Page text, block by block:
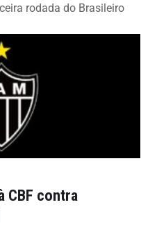
rodada do Brasileiro
CBF contra